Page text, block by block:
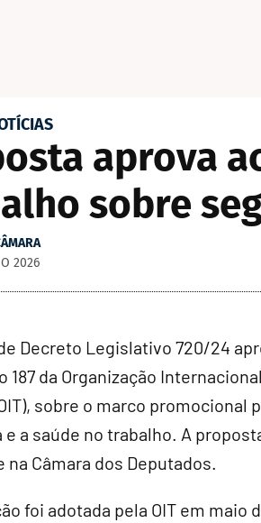
aprova
sobre
2026
Decreto Legislativo 720/24
187 da Organização
sobre o marco promocional
e a saúde no trabalho. A
na Câmara dos Deputados.
foi adotada pela OIT em maio